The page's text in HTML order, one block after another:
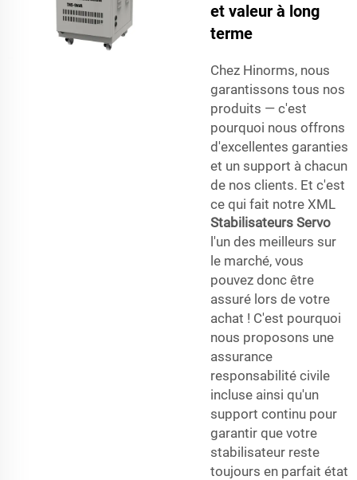
et valeur à long
terme
Chez Hinorms, nous
garantissons tous nos
produits — c'est
pourquoi nous offrons
d'excellentes garanties
et un support à chacun
de nos clients. Et c'est
ce qui fait notre XML
Stabilisateurs Servo
l'un des meilleurs sur
le marché, vous
pouvez donc être
assuré lors de votre
achat ! C'est pourquoi
nous proposons une
assurance
responsabilité civile
incluse ainsi qu'un
support continu pour
garantir que votre
stabilisateur reste
toujours en parfait état